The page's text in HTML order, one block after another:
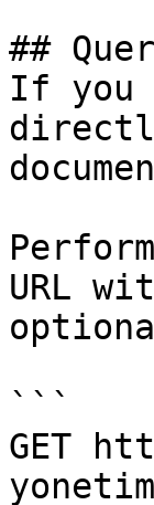
##
If you
URL
```
GET